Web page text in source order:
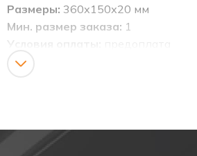
Размеры: 360х150х20 мм
Мин. размер заказа: 1
Условия оплаты:
Доставка:
указатели табло.
табло с аккумулятором, для